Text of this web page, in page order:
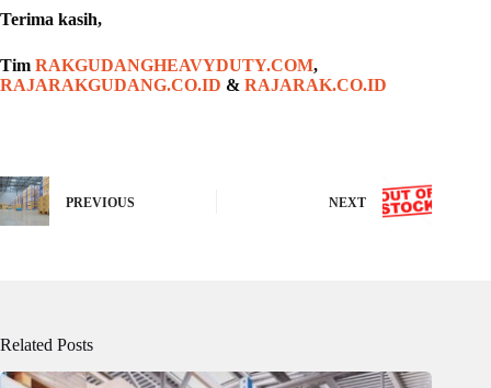
Terima kasih,
Tim RAKGUDANGHEAVYDUTY.COM,
RAJARAKGUDANG.CO.ID & RAJARAK.CO.ID
PREVIOUS NEXT
Related Posts